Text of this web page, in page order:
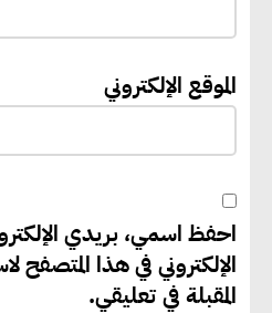
الموقع الإلكتروني
احفظ اسمي، بريدي
الإلكتروني في هذا المتصفح
المقبلة في تعليقي.
مليون جنيه
المتجددة
من الطاقة